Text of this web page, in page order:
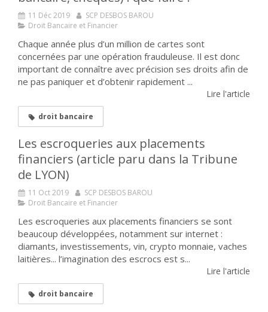
11 Déc 2019
SCP DESBOS BAROU
Droit Bancaire et Financier
Chaque année plus d’un million de cartes sont
concernées par une opération frauduleuse. Il est donc
important de connaître avec précision ses droits afin de
ne pas paniquer et d’obtenir rapidement ...
Lire l'article
droit bancaire
Les escroqueries aux placements
financiers (article paru dans la Tribune
de LYON)
11 Oct 2019
SCP DESBOS BAROU
Droit Bancaire et Financier
Les escroqueries aux placements financiers se sont
beaucoup développées, notamment sur internet :
diamants, investissements, vin, crypto monnaie, vaches
laitières... l’imagination des escrocs est s...
Lire l'article
droit bancaire